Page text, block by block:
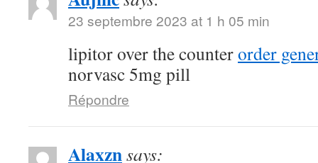
23 septembre 2023 at 1 h 05 min
lipitor over the counterorder
norvasc 5mg pill
Répondre
Alaxznsays: